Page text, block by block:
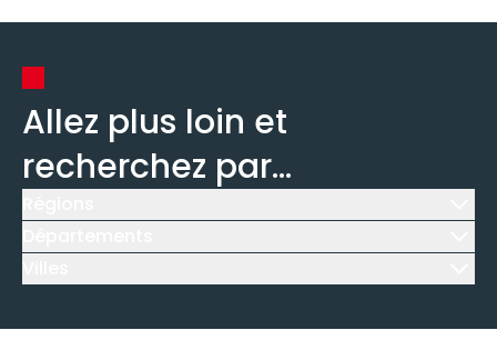
Allez plus loin et
recherchez par...